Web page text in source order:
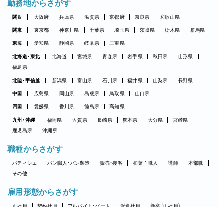
勤務地からさがす
関西 大阪府 兵庫県 滋賀県 京都府 奈良県 和歌山県
関東 東京都 神奈川県 千葉県 埼玉県 茨城県 栃木県 群馬県
東海 愛知県 静岡県 岐阜県 三重県
北海道・東北 北海道 宮城県 青森県 岩手県 秋田県
山形県
福島県
北陸・甲信越 新潟県 富山県 石川県 福井県 山梨県 長野県
中国 広島県 岡山県 島根県 鳥取県 山口県
四国 愛媛県 香川県 徳島県 高知県
九州・沖縄 福岡県 佐賀県 長崎県 熊本県 大分県
宮崎県
鹿児島県
沖縄県
職種からさがす
パティシエ パン職人・パン製造 販売・接客 和菓子職人 講師
本部職
その他
雇用形態からさがす
正社員 契約社員 アルバイト・パート 派遣社員 新卒（正社員）